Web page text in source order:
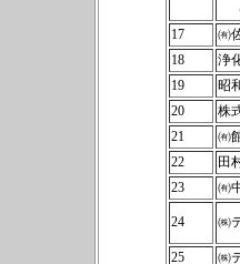
17
㈲
18
浄
19
昭
20
株
21
㈲
22
田
23
㈲
24 ㈱
25
㈱